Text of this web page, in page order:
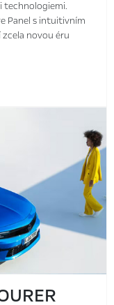
technologiemi.
Panel s intuitivním
novou éru